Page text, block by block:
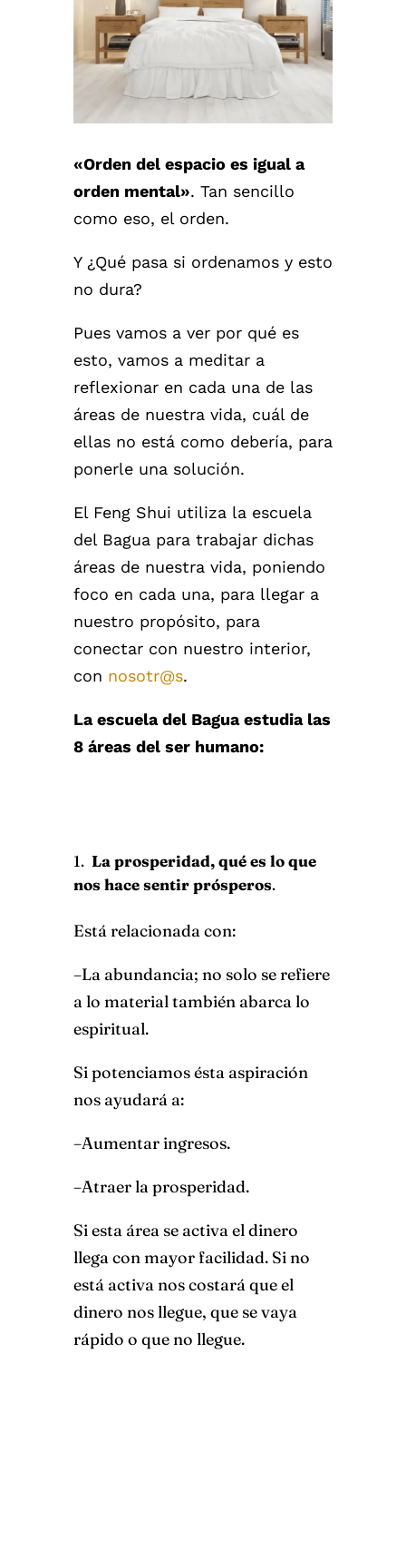
«Orden del espacio es igual a
orden mental». Tan sencillo
como eso, el orden.
Y ¿Qué pasa si ordenamos y esto
no dura?
Pues vamos a ver por qué es
esto, vamos a meditar a
reflexionar en cada una de las
áreas de nuestra vida, cuál de
ellas no está como debería, para
ponerle una solución.
El Feng Shui utiliza la escuela
del Bagua para trabajar dichas
áreas de nuestra vida, poniendo
foco en cada una, para llegar a
nuestro propósito, para
conectar con nuestro interior,
con nosotr@s.
La escuela del Bagua estudia las
8 áreas del ser humano:
La prosperidad, qué es lo que
nos hace sentir prósperos.
Está relacionada con:
–La abundancia; no solo se refiere
a lo material también abarca lo
espiritual.
Si potenciamos ésta aspiración
nos ayudará a:
–Aumentar ingresos.
–Atraer la prosperidad.
Si esta área se activa el dinero
llega con mayor facilidad. Si no
está activa nos costará que el
dinero nos llegue, que se vaya
rápido o que no llegue.